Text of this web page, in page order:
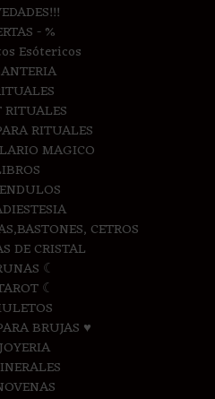
- %
Esótericos
RITUALES
MAGICO
CETROS
DE CRISTAL
☾
☾
BRUJAS ♥